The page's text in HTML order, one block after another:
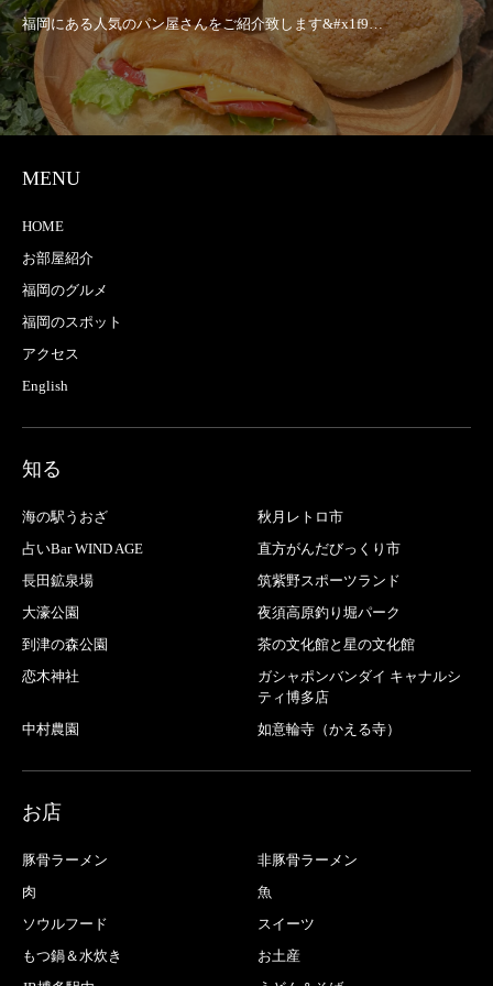
MENU
HOME
お部屋紹介
福岡のグルメ
福岡のスポット
アクセス
English
知る
海の駅うおざ
秋月レトロ市
占いBar WIND AGE
直方がんだびっくり市
長田鉱泉場
筑紫野スポーツランド
大濠公園
夜須高原釣り堀パーク
到津の森公園
茶の文化館と星の文化館
恋木神社
ガシャポンバンダイ キャナルシ
ティ博多店
中村農園
如意輪寺（かえる寺）
お店
豚骨ラーメン
非豚骨ラーメン
肉
魚
ソウルフード
スイーツ
もつ鍋＆水炊き
お土産